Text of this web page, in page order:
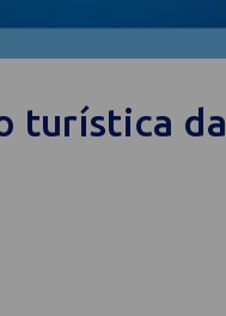
turística da